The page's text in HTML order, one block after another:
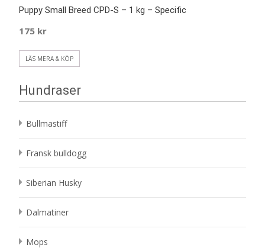
Puppy Small Breed CPD-S – 1 kg – Specific
175 kr
LÄS MERA & KÖP
Hundraser
Bullmastiff
Fransk bulldogg
Siberian Husky
Dalmatiner
Mops